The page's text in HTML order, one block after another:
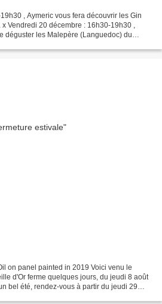
, Aymeric vous fera découvrir les Gin
Vendredi 20 décembre : 16h30-19h30 ,
déguster les Malepère (Languedoc) du
on panel painted in 2019 Voici venu le
d'Or ferme quelques jours, du jeudi 8 août
bel été, rendez-vous à partir du jeudi 29